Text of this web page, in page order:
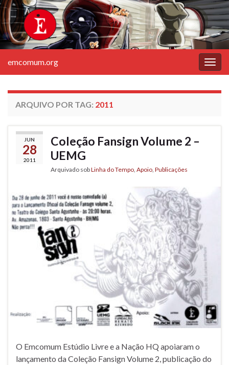
emcomum.org
ARQUIVO POR TAG: 2011
JUN
28
2011
Coleção Fansign Volume 2 –
UEMG
Arquivado sobLinha do Tempo Apoio Publicações
O Emcomum Estúdio Livre e a Nação HQ apoiaram o
lançamento da Coleção Fansign Volume 2, publicação do